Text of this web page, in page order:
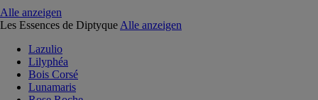
Alle anzeigen
Les Essences de Diptyque Alle anzeigen
Lazulio
Lilyphéa
Bois Corsé
Lunamaris